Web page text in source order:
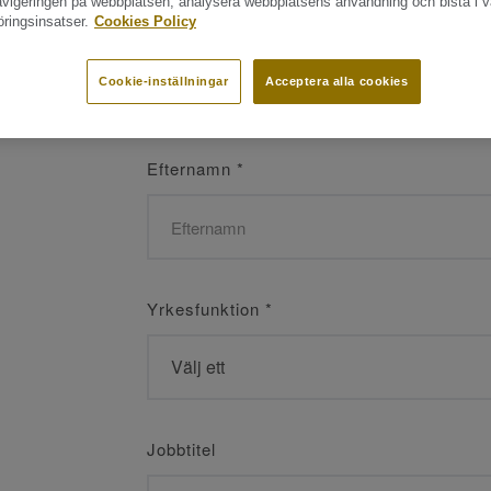
Namn
Efternamn *
Yrkesfunktion *
Jobbtitel
Cookies Policy
Acceptera alla cookies
Cookie-inställningar